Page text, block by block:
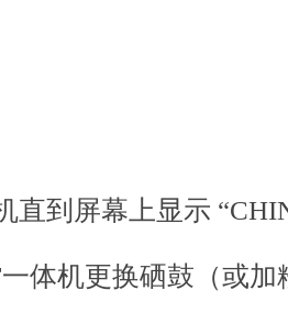
直到屏幕上显示
体机更换硒鼓（或